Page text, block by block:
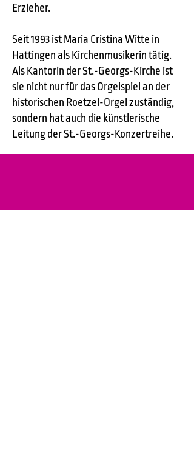
Erzieher.
Seit 1993 ist Maria Cristina Witte in
Hattingen als Kirchenmusikerin tätig.
Als Kantorin der St.-Georgs-Kirche ist
sie nicht nur für das Orgelspiel an der
historischen Roetzel-Orgel zuständig,
sondern hat auch die künstlerische
Leitung der St.-Georgs-Konzertreihe.